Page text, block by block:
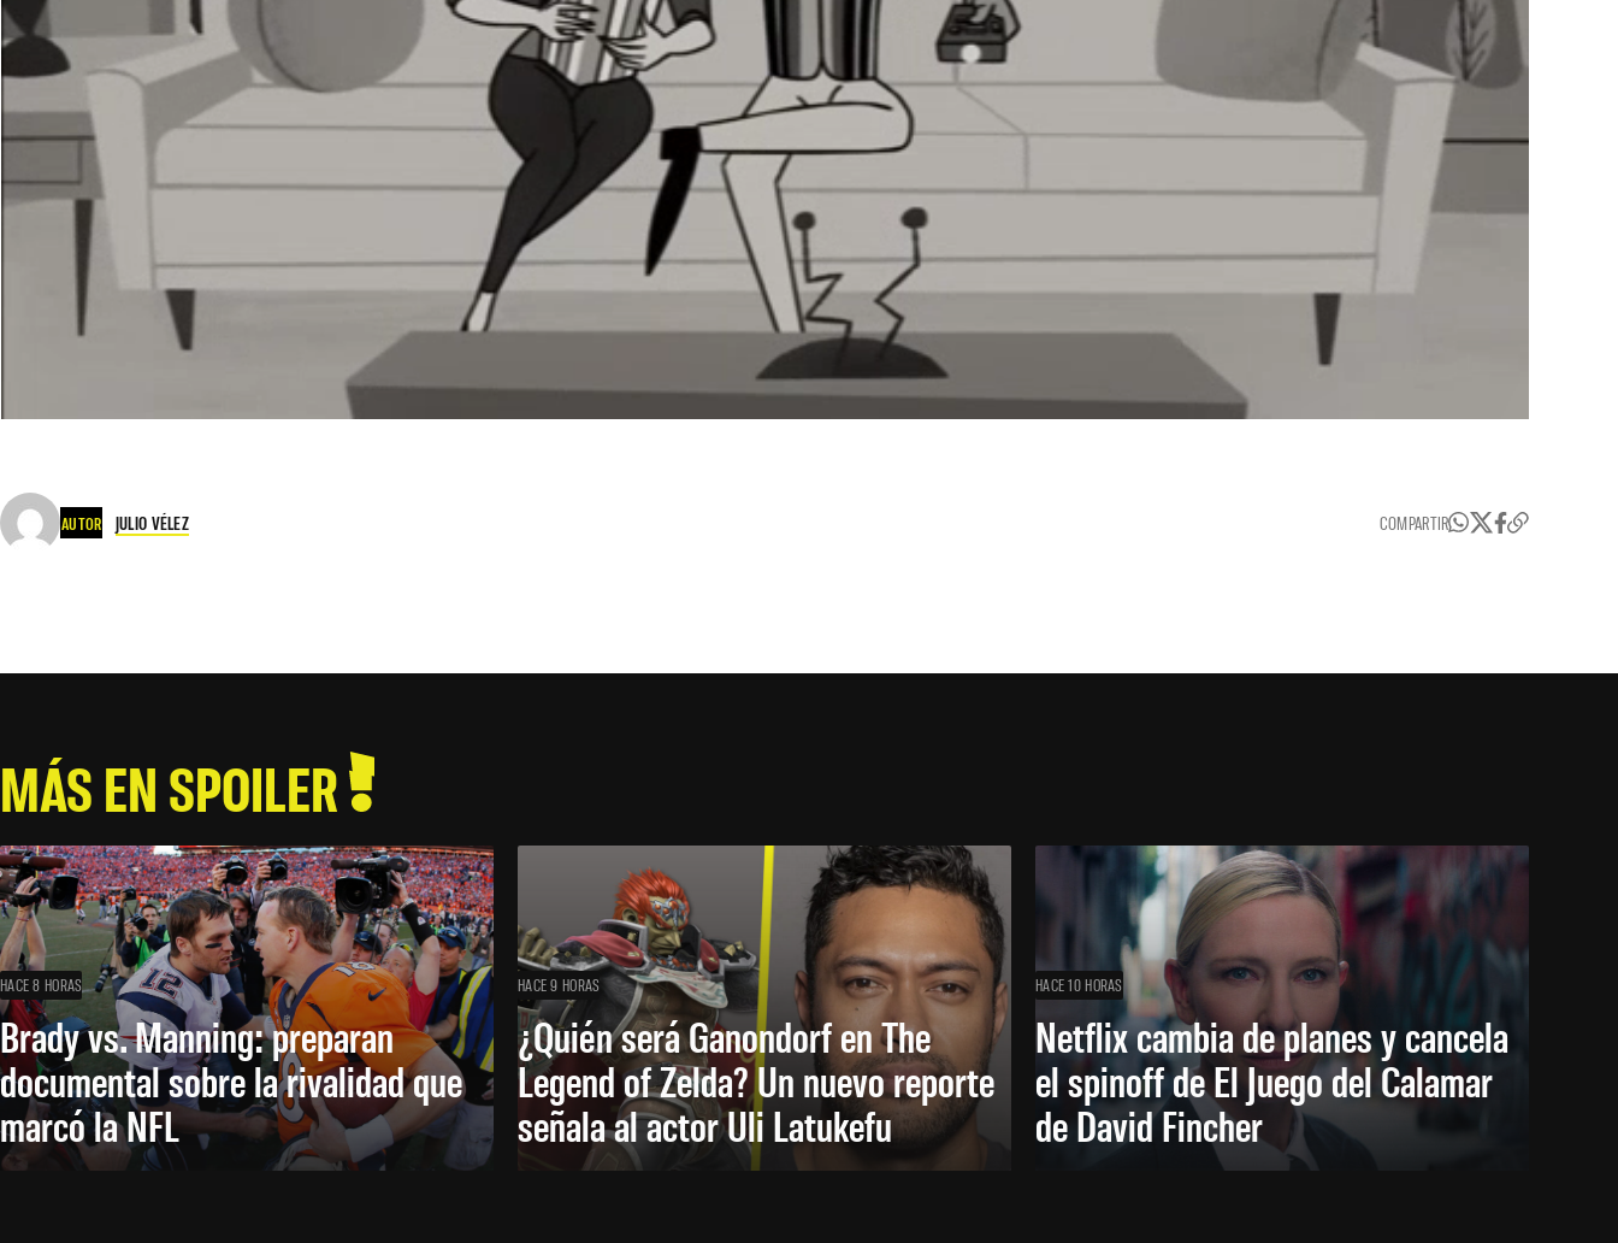
AUTOR JULIO VÉLEZ COMPARTIR
MÁS EN SPOILER
HACE 8 HORAS
Brady vs. Manning: preparan
documental sobre la rivalidad que
marcó la NFL
HACE 9 HORAS
¿Quién será Ganondorf en The
Legend of Zelda? Un nuevo reporte
señala al actor Uli Latukefu
HACE 10 HORAS
Netflix cambia de planes y cancela
el spinoff de El Juego del Calamar
de David Fincher